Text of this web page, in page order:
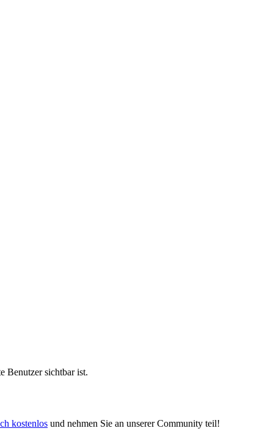
Benutzer sichtbar ist.
kostenlos und nehmen Sie an unserer Community teil!